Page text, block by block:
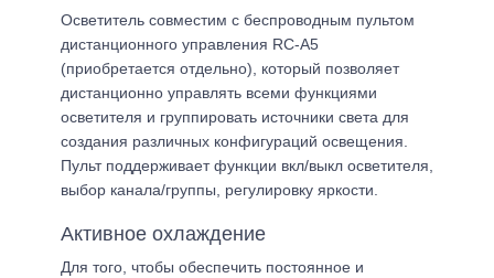
Осветитель совместим с беспроводным пультом
дистанционного управления RC-A5
(приобретается отдельно), который позволяет
дистанционно управлять всеми функциями
осветителя и группировать источники света для
создания различных конфигураций освещения.
Пульт поддерживает функции вкл/выкл осветителя,
выбор канала/группы, регулировку яркости.
Активное охлаждение
Для того, чтобы обеспечить постоянное и